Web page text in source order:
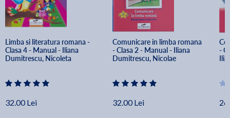
Limba si literatura romana -
Clasa 4 - Manual - Iliana
Dumitrescu, Nicoleta
32.00 Lei
Comunicare in limba romana
- Clasa 2 - Manual - Iliana
Dumitrescu, Nicolae
32.00 Lei
-